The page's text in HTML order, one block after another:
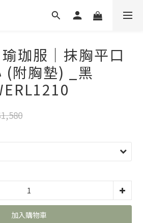
珈服｜抹胸平口
(附胸墊) _黑
加入購物車